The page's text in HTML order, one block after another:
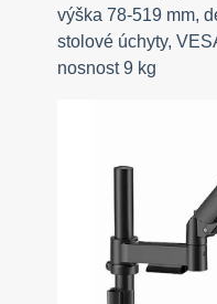
výška 78-519 mm,
stolové úchyty,
nosnost 9 kg